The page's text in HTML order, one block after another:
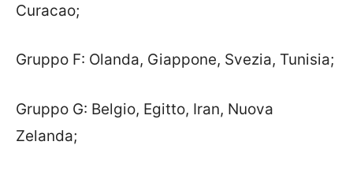
Curacao;
Gruppo F: Olanda, Giappone, Svezia, Tunisia;
Gruppo G: Belgio, Egitto, Iran, Nuova
Zelanda;